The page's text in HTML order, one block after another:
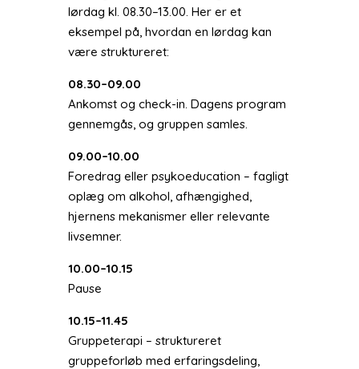
lørdag kl. 08.30–13.00. Her er et
eksempel på, hvordan en lørdag kan
være struktureret:
08.30–09.00
Ankomst og check-in. Dagens program
gennemgås, og gruppen samles.
09.00–10.00
Foredrag eller psykoeducation – fagligt
oplæg om alkohol, afhængighed,
hjernens mekanismer eller relevante
livsemner.
10.00–10.15
Pause
10.15–11.45
Gruppeterapi – struktureret
gruppeforløb med erfaringsdeling,